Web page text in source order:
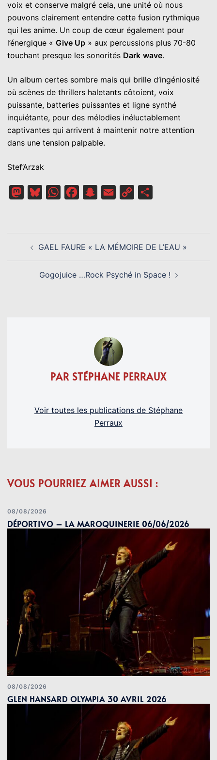
voix et conserve malgré cela, une unité où nous
pouvons clairement entendre cette fusion rythmique
qui les anime. Un coup de cœur également pour
l’énergique « Give Up » aux percussions plus 70-80
touchant presque les sonorités Dark wave.
Un album certes sombre mais qui brille d’ingéniosité
où scènes de thrillers haletants côtoient, voix
puissante, batteries puissantes et ligne synthé
inquiétante, pour des mélodies inéluctablement
captivantes qui arrivent à maintenir notre attention
dans une tension palpable.
Stef’Arzak
MastodonBlueskyWhatsAppFacebookSnapchat
Email
Copy
D’ARTICLEGAEL FAURE « LA MÉMOIRE DE L’EAU »
Gogojuice …Rock Psyché in Space !
PAR STÉPHANE PERRAUX
Voir toutes les publications de Stéphane
Perraux
VOUS POURRIEZ AIMER AUSSI :
08/08/2026
DÉPORTIVO – LA MAROQUINERIE 06/06/2026
08/08/2026
GLEN HANSARD OLYMPIA 30 AVRIL 2026